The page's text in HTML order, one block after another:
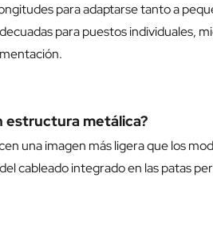
para adaptarse tanto a
para puestos
estructura metálica?
una imagen más ligera que los
cableado integrado en las patas